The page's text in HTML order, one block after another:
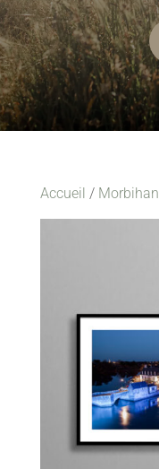
Accueil / Morbihan